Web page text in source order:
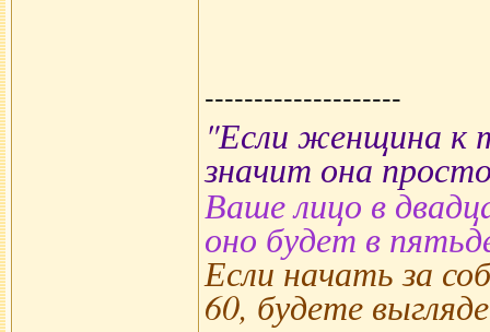
--------------------
"Если женщина к
значит она
Ваше лицо в
оно будет в
Если начать за
60, будете